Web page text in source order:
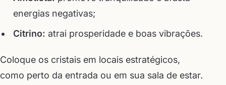
energias negativas;
Citrino: atrai prosperidade e boas vibrações.
Coloque os cristais em locais estratégicos,
como perto da entrada ou em sua sala de estar.